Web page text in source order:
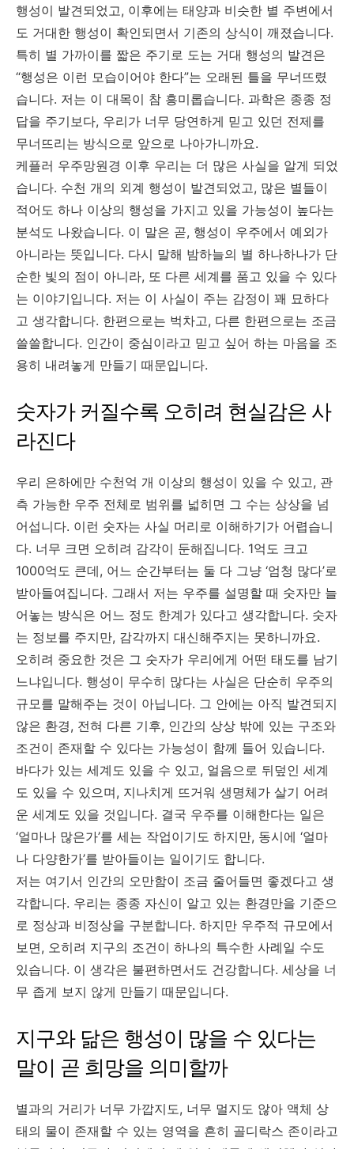
행성이 발견되었고, 이후에는 태양과 비슷한 별 주변에서
도 거대한 행성이 확인되면서 기존의 상식이 깨졌습니다.
특히 별 가까이를 짧은 주기로 도는 거대 행성의 발견은
“행성은 이런 모습이어야 한다”는 오래된 틀을 무너뜨렸
습니다. 저는 이 대목이 참 흥미롭습니다. 과학은 종종 정
답을 주기보다, 우리가 너무 당연하게 믿고 있던 전제를
무너뜨리는 방식으로 앞으로 나아가니까요.
케플러 우주망원경 이후 우리는 더 많은 사실을 알게 되었
습니다. 수천 개의 외계 행성이 발견되었고, 많은 별들이
적어도 하나 이상의 행성을 가지고 있을 가능성이 높다는
분석도 나왔습니다. 이 말은 곧, 행성이 우주에서 예외가
아니라는 뜻입니다. 다시 말해 밤하늘의 별 하나하나가 단
순한 빛의 점이 아니라, 또 다른 세계를 품고 있을 수 있다
는 이야기입니다. 저는 이 사실이 주는 감정이 꽤 묘하다
고 생각합니다. 한편으로는 벅차고, 다른 한편으로는 조금
쓸쓸합니다. 인간이 중심이라고 믿고 싶어 하는 마음을 조
용히 내려놓게 만들기 때문입니다.
숫자가 커질수록 오히려 현실감은 사
라진다
우리 은하에만 수천억 개 이상의 행성이 있을 수 있고, 관
측 가능한 우주 전체로 범위를 넓히면 그 수는 상상을 넘
어섭니다. 이런 숫자는 사실 머리로 이해하기가 어렵습니
다. 너무 크면 오히려 감각이 둔해집니다. 1억도 크고
1000억도 큰데, 어느 순간부터는 둘 다 그냥 ‘엄청 많다’로
받아들여집니다. 그래서 저는 우주를 설명할 때 숫자만 늘
어놓는 방식은 어느 정도 한계가 있다고 생각합니다. 숫자
는 정보를 주지만, 감각까지 대신해주지는 못하니까요.
오히려 중요한 것은 그 숫자가 우리에게 어떤 태도를 남기
느냐입니다. 행성이 무수히 많다는 사실은 단순히 우주의
규모를 말해주는 것이 아닙니다. 그 안에는 아직 발견되지
않은 환경, 전혀 다른 기후, 인간의 상상 밖에 있는 구조와
조건이 존재할 수 있다는 가능성이 함께 들어 있습니다.
바다가 있는 세계도 있을 수 있고, 얼음으로 뒤덮인 세계
도 있을 수 있으며, 지나치게 뜨거워 생명체가 살기 어려
운 세계도 있을 것입니다. 결국 우주를 이해한다는 일은
‘얼마나 많은가’를 세는 작업이기도 하지만, 동시에 ‘얼마
나 다양한가’를 받아들이는 일이기도 합니다.
저는 여기서 인간의 오만함이 조금 줄어들면 좋겠다고 생
각합니다. 우리는 종종 자신이 알고 있는 환경만을 기준으
로 정상과 비정상을 구분합니다. 하지만 우주적 규모에서
보면, 오히려 지구의 조건이 하나의 특수한 사례일 수도
있습니다. 이 생각은 불편하면서도 건강합니다. 세상을 너
무 좁게 보지 않게 만들기 때문입니다.
지구와 닮은 행성이 많을 수 있다는
말이 곧 희망을 의미할까
별과의 거리가 너무 가깝지도, 너무 멀지도 않아 액체 상
태의 물이 존재할 수 있는 영역을 흔히 골디락스 존이라고